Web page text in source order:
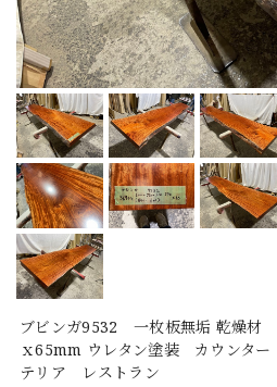
ブビンガ9532 一枚板無垢 乾燥
ｘ65mm ウレタン塗装 カウン
テリア レストラン